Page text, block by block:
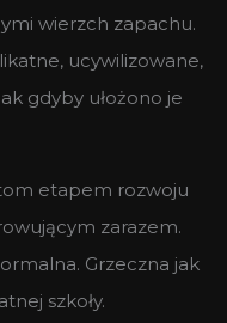
wierzch zapachu.
ucywilizowane,
gdyby ułożono je
etapem rozwoju
zarazem.
Grzeczna jak
szkoły.